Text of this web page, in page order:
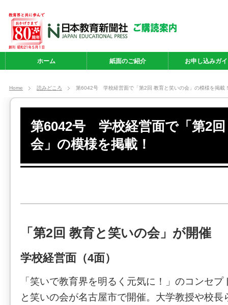
ホーム 紙面のご紹介 お申し込みガ
Home 読みどころ 第6042号 学校経営面で「第2回 教育と笑いの会」の模様を掲載
第6042号 学校経営面で「第2
会」の模様を掲載！
「第2回 教育と笑いの会」が開催
学校経営面（4面）
「笑いで教育界を明るく元気に！」のコンセ
と笑いの会が名古屋市で開催。大学教授や校長